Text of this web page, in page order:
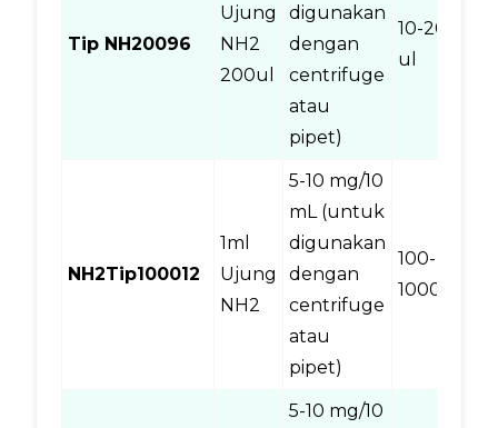
Tip NH20096
Ujung
NH2
200ul
digunakan
dengan
centrifuge
atau
pipet)
10-200
ul
NH2Tip100012
1ml
Ujung
NH2
5-10 mg/10
mL (untuk
digunakan
dengan
centrifuge
atau
pipet)
100-
1000 ul
5-10 mg/10